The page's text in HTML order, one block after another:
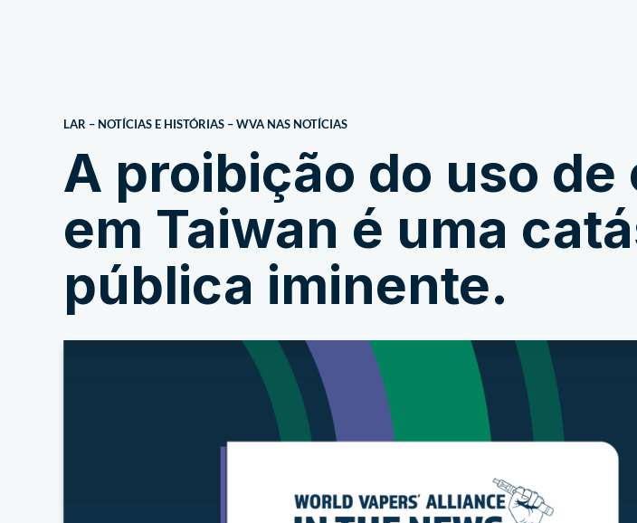
LAR – NOTÍCIAS E HISTÓRIAS –WVA NAS NOTÍCIAS
A proibição do uso
em Taiwan é uma
pública iminente.